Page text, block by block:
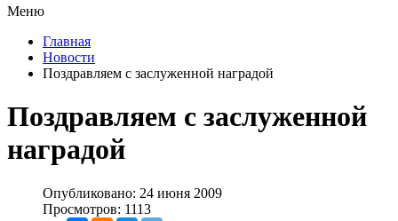
Меню
Главная
Новости
Поздравляем с заслуженной наградой
Поздравляем с заслуженной
наградой
Опубликовано: 24 июня 2009
Просмотров: 1113